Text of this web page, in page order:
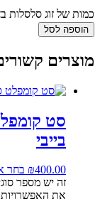
כמות של זוג סלסלות
הוספה לסל
מוצרים
סט
בייבי
₪400.00 בחר
זה יש מספר
את